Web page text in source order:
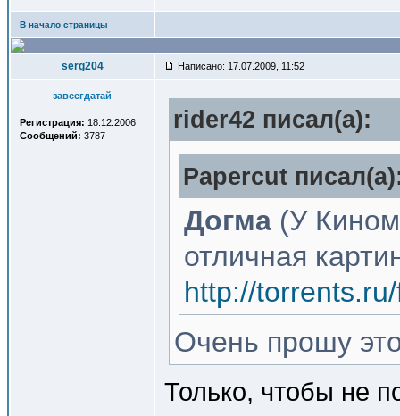
В начало страницы
serg204 Написано: 17.07.2009, 11:52
завсегдатай
Регистрация: 18.12.2006
Сообщений: 3787
rider42 писал(a):
Papercut
Догма (У
отличная
http://
Очень прошу
Только, чтобы не